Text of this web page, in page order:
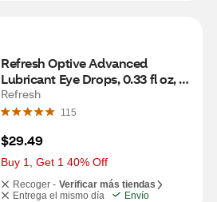
Refresh Optive Advanced
Lubricant Eye Drops, 0.33 fl oz,
Twin Pack
Refresh
115
$29.49
Buy 1, Get 1 40% Off
Recoger - Verificar más tiendas
Entrega el mismo día
Envío